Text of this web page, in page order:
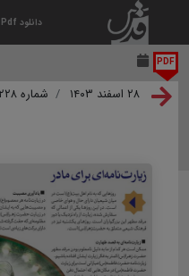
دانلود Pdf
PDF
۲۸ اسفند ۱۴۰۳ شماره ۱۴۰۳۱۲۲۸